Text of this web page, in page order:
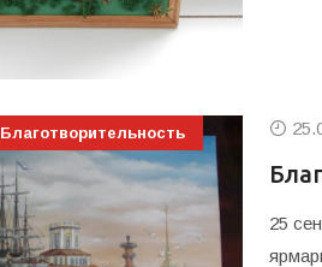
Благотворительность
25